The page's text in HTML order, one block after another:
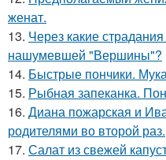
женат.
13. Через какие
нашумевшей "Вершины"?
14. Быстрые пончики.
15. Рыбная запеканка.
16. Диана пожарская и
родителями во второй раз.
17. Салат из свежей